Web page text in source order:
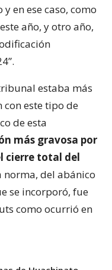
en ese caso, como
año, y otro año,
estaba más
este tipo de
de esta
más gravosa por
cierre total del
norma, del abánico
se incorporó, fue
como ocurrió en